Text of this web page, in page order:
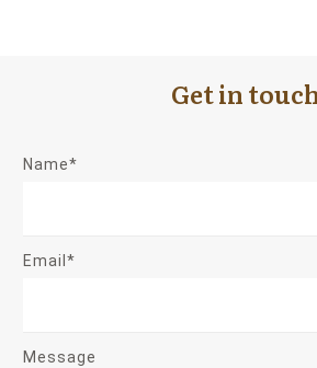
Get in
Name*
Email*
Message